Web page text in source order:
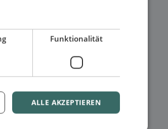
Funktionalität
ALLE AKZEPTIEREN